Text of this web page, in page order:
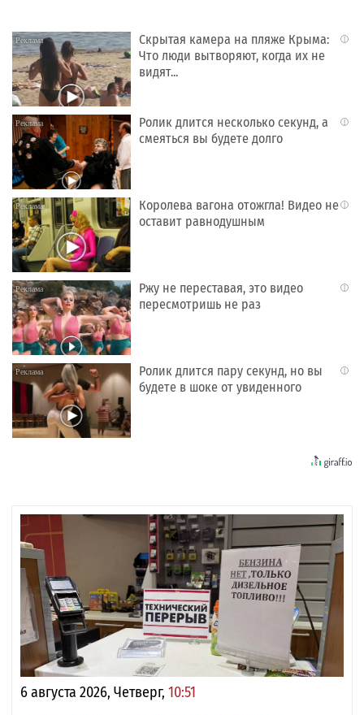
i
Скрытая камера на пляже Крыма:
Что люди вытворяют, когда их не
видят...
i
Ролик длится несколько секунд, а
смеяться вы будете долго
i
Королева вагона отожгла! Видео не
оставит равнодушным
i
Ржу не переставая, это видео
пересмотришь не раз
i
Ролик длится пару секунд, но вы
будете в шоке от увиденного
6 августа 2026, Четверг, 10:51